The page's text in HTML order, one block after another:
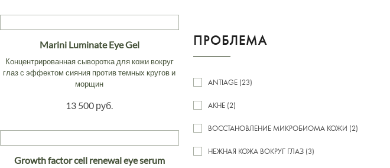
Marini Luminate Eye Gel
Концентрированная сыворотка для кожи вокруг
глаз с эффектом сияния против темных кругов и
морщин
13 500 руб.
Growth factor cell renewal eye serum
ПРОБЛЕМА
ANTIAGE (23)
АКНЕ (2)
ВОССТАНОВЛЕНИЕ МИКРОБИОМА КОЖИ (2)
НЕЖНАЯ КОЖА ВОКРУГ ГЛАЗ (3)